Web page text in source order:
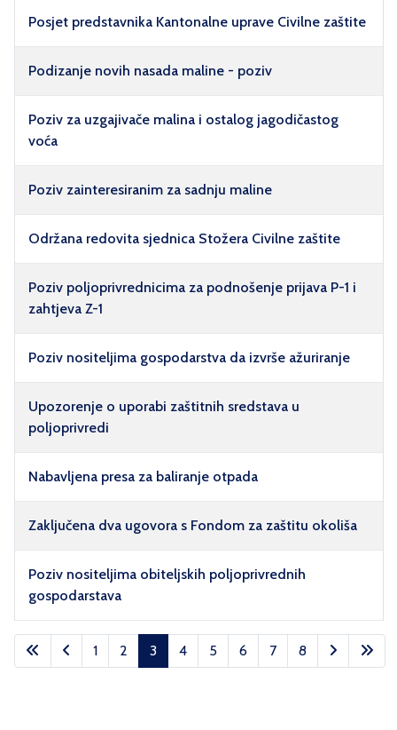
Članci
Posjet predstavnika Kantonalne uprave Civilne zaštite
Podizanje novih nasada maline - poziv
Poziv za uzgajivače malina i ostalog jagodičastog
voća
Poziv zainteresiranim za sadnju maline
Održana redovita sjednica Stožera Civilne zaštite
Poziv poljoprivrednicima za podnošenje prijava P-1 i
zahtjeva Z-1
Poziv nositeljima gospodarstva da izvrše ažuriranje
Upozorenje o uporabi zaštitnih sredstava u
poljoprivredi
Nabavljena presa za baliranje otpada
Zaključena dva ugovora s Fondom za zaštitu okoliša
Poziv nositeljima obiteljskih poljoprivrednih
gospodarstava
Stranica 3 od 8
1 2 3 4 5 6 7 8